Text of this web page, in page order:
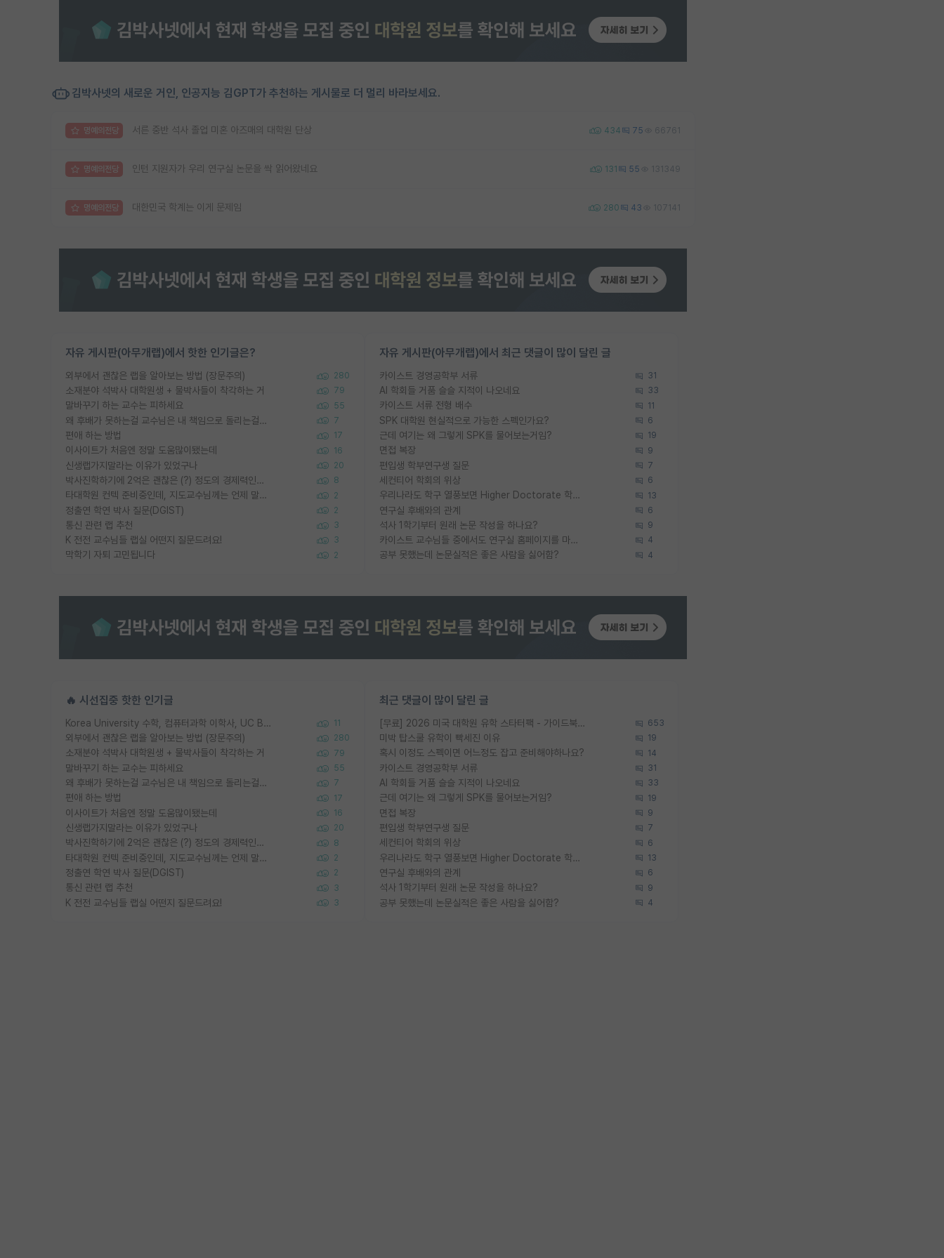
김박사넷의 새로운 거인, 인공지능 김GPT가 추천하는 게시물로 더 멀리 바라보세요.
명예의전당 서른 중반 석사 졸업 미혼 아즈매의 대학원 단상 434 75 66761
명예의전당 인턴 지원자가 우리 연구실 논문을 싹 읽어왔네요 131 55 131349
명예의전당 대한민국 학계는 이게 문제임 280 43 107141
자유 게시판(아무개랩)에서 핫한 인기글은?
외부에서 괜찮은 랩을 알아보는 방법 (장문주의) 280
소재분야 석박사 대학원생 + 물박사들이 착각하는 거 79
말바꾸기 하는 교수는 피하세요 55
왜 후배가 못하는걸 교수님은 내 책임으로 돌리는걸까요? 7
편애 하는 방법 17
이사이트가 처음엔 정말 도움많이됐는데 16
신생랩가지말라는 이유가 있었구나 20
박사진학하기에 2억은 괜찮은 (?) 정도의 경제력인가요 8
타대학원 컨텍 준비중인데, 지도교수님께는 언제 말씀드려야 할까요? 2
정출연 학연 박사 질문(DGIST) 2
통신 관련 랩 추천 3
K 전전 교수님들 랩실 어떤지 질문드려요! 3
막학기 자퇴 고민됩니다 2
자유 게시판(아무개랩)에서 최근 댓글이 많이 달린 글
카이스트 경영공학부 서류 31
AI 학회들 거품 슬슬 지적이 나오네요 33
카이스트 서류 전형 배수 11
SPK 대학원 현실적으로 가능한 스펙인가요? 6
근데 여기는 왜 그렇게 SPK를 물어보는거임? 19
면접 복장 9
편입생 학부연구생 질문 7
세컨티어 학회의 위상 6
우리나라도 학구 열풍보면 Higher Doctorate 학위가 필요하다고 봅니다. 13
연구실 후배와의 관계 6
석사 1학기부터 원래 논문 작성을 하나요? 9
카이스트 교수님들 중에서도 연구실 홈페이지를 마련 안 하신 분들이 계시던데 4
공부 못했는데 논문실적은 좋은 사람을 싫어함? 4
🔥 시선집중 핫한 인기글
Korea University 수학, 컴퓨터과학 이학사, UC Berkeley 산업공학 대학원 공학박사가 되는 것은 쉽지 않겠죠? 11
외부에서 괜찮은 랩을 알아보는 방법 (장문주의) 280
소재분야 석박사 대학원생 + 물박사들이 착각하는 거 79
말바꾸기 하는 교수는 피하세요 55
왜 후배가 못하는걸 교수님은 내 책임으로 돌리는걸까요? 7
편애 하는 방법 17
이사이트가 처음엔 정말 도움많이됐는데 16
신생랩가지말라는 이유가 있었구나 20
박사진학하기에 2억은 괜찮은 (?) 정도의 경제력인가요 8
타대학원 컨텍 준비중인데, 지도교수님께는 언제 말씀드려야 할까요? 2
정출연 학연 박사 질문(DGIST) 2
통신 관련 랩 추천 3
K 전전 교수님들 랩실 어떤지 질문드려요! 3
최근 댓글이 많이 달린 글
[무료] 2026 미국 대학원 유학 스타터팩 - 가이드북 & 합격자 컨택메일 템플릿 653
미박 탑스쿨 유학이 빡세진 이유 19
혹시 이정도 스펙이면 어느정도 잡고 준비해야하나요? 14
카이스트 경영공학부 서류 31
AI 학회들 거품 슬슬 지적이 나오네요 33
근데 여기는 왜 그렇게 SPK를 물어보는거임? 19
면접 복장 9
편입생 학부연구생 질문 7
세컨티어 학회의 위상 6
우리나라도 학구 열풍보면 Higher Doctorate 학위가 필요하다고 봅니다. 13
연구실 후배와의 관계 6
석사 1학기부터 원래 논문 작성을 하나요? 9
공부 못했는데 논문실적은 좋은 사람을 싫어함? 4